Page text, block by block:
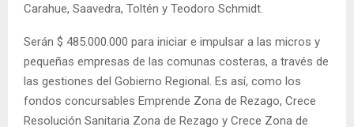
Carahue, Saavedra, Toltén y Teodoro Schmidt.
Serán $ 485.000.000 para iniciar e impulsar a las micros y
pequeñas empresas de las comunas costeras, a través de
las gestiones del Gobierno Regional. Es así, como los
fondos concursables Emprende Zona de Rezago, Crece
Resolución Sanitaria Zona de Rezago y Crece Zona de